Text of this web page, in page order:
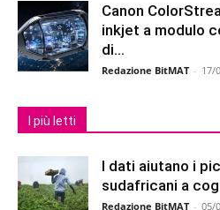
Canon
inkjet a modulo
di...
Redazione BitMAT - 17/
I più letti
I dati aiutano i
sudafricani a
Redazione BitMAT - 05/